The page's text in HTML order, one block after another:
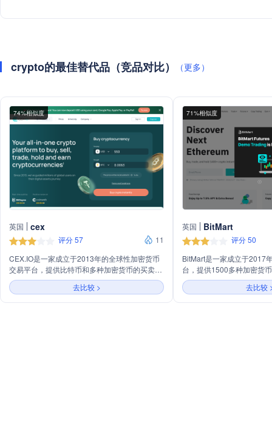
crypto的最佳替代品（竞品对比） （更多）
74%相似度
英国 cex
评分 57
11
CEX.IO是一家成立于2013年的全球性加密货币
交易平台，提供比特币和多种加密货币的买卖、
交易服务。平台支持即时购买、现货交易、钱包
服务，并提供staking和储蓄等加密货币收益产
品。CEX.IO以其安全性、合规性和用户友好性
去比较 >
71%相似度
英国 BitMart
评分 50
BitMart是一家成立于2017
台，提供1500多种加密货
业务包括现货和杠杆交易
场、赚取利息和质押奖励
方式购买加密货币，并提
去比较